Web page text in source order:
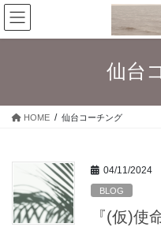
コ
ン
テ
ス
ナ
ビ
ゲ
ン
仙台
HOME 仙台コーチング
04/11/2024
BLOG
『(仮)使